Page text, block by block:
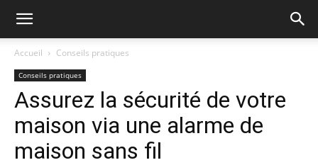
Accueil Conseils pratiques
Conseils pratiques
Assurez la sécurité de votre
maison via une alarme de
maison sans fil